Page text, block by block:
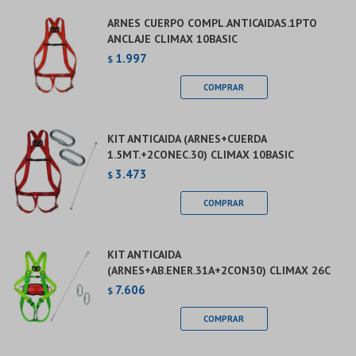
ARNES CUERPO COMPL.ANTICAIDAS.1PTO
ANCLAJE CLIMAX 10BASIC
$ 1.997
KIT ANTICAIDA (ARNES+CUERDA
1.5MT.+2CONEC.30) CLIMAX 10BASIC
$ 3.473
KIT ANTICAIDA
(ARNES+AB.ENER.31A+2CON30) CLIMAX 26C
$ 7.606